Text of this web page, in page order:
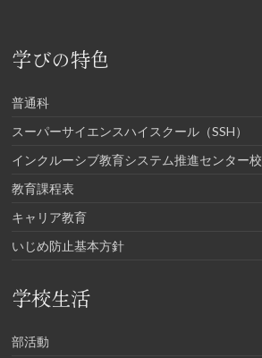
学びの特色
普通科
スーパーサイエンスハイスクール（SSH）
インクルーシブ教育システム推進センター校
教育課程表
キャリア教育
いじめ防止基本方針
学校生活
部活動